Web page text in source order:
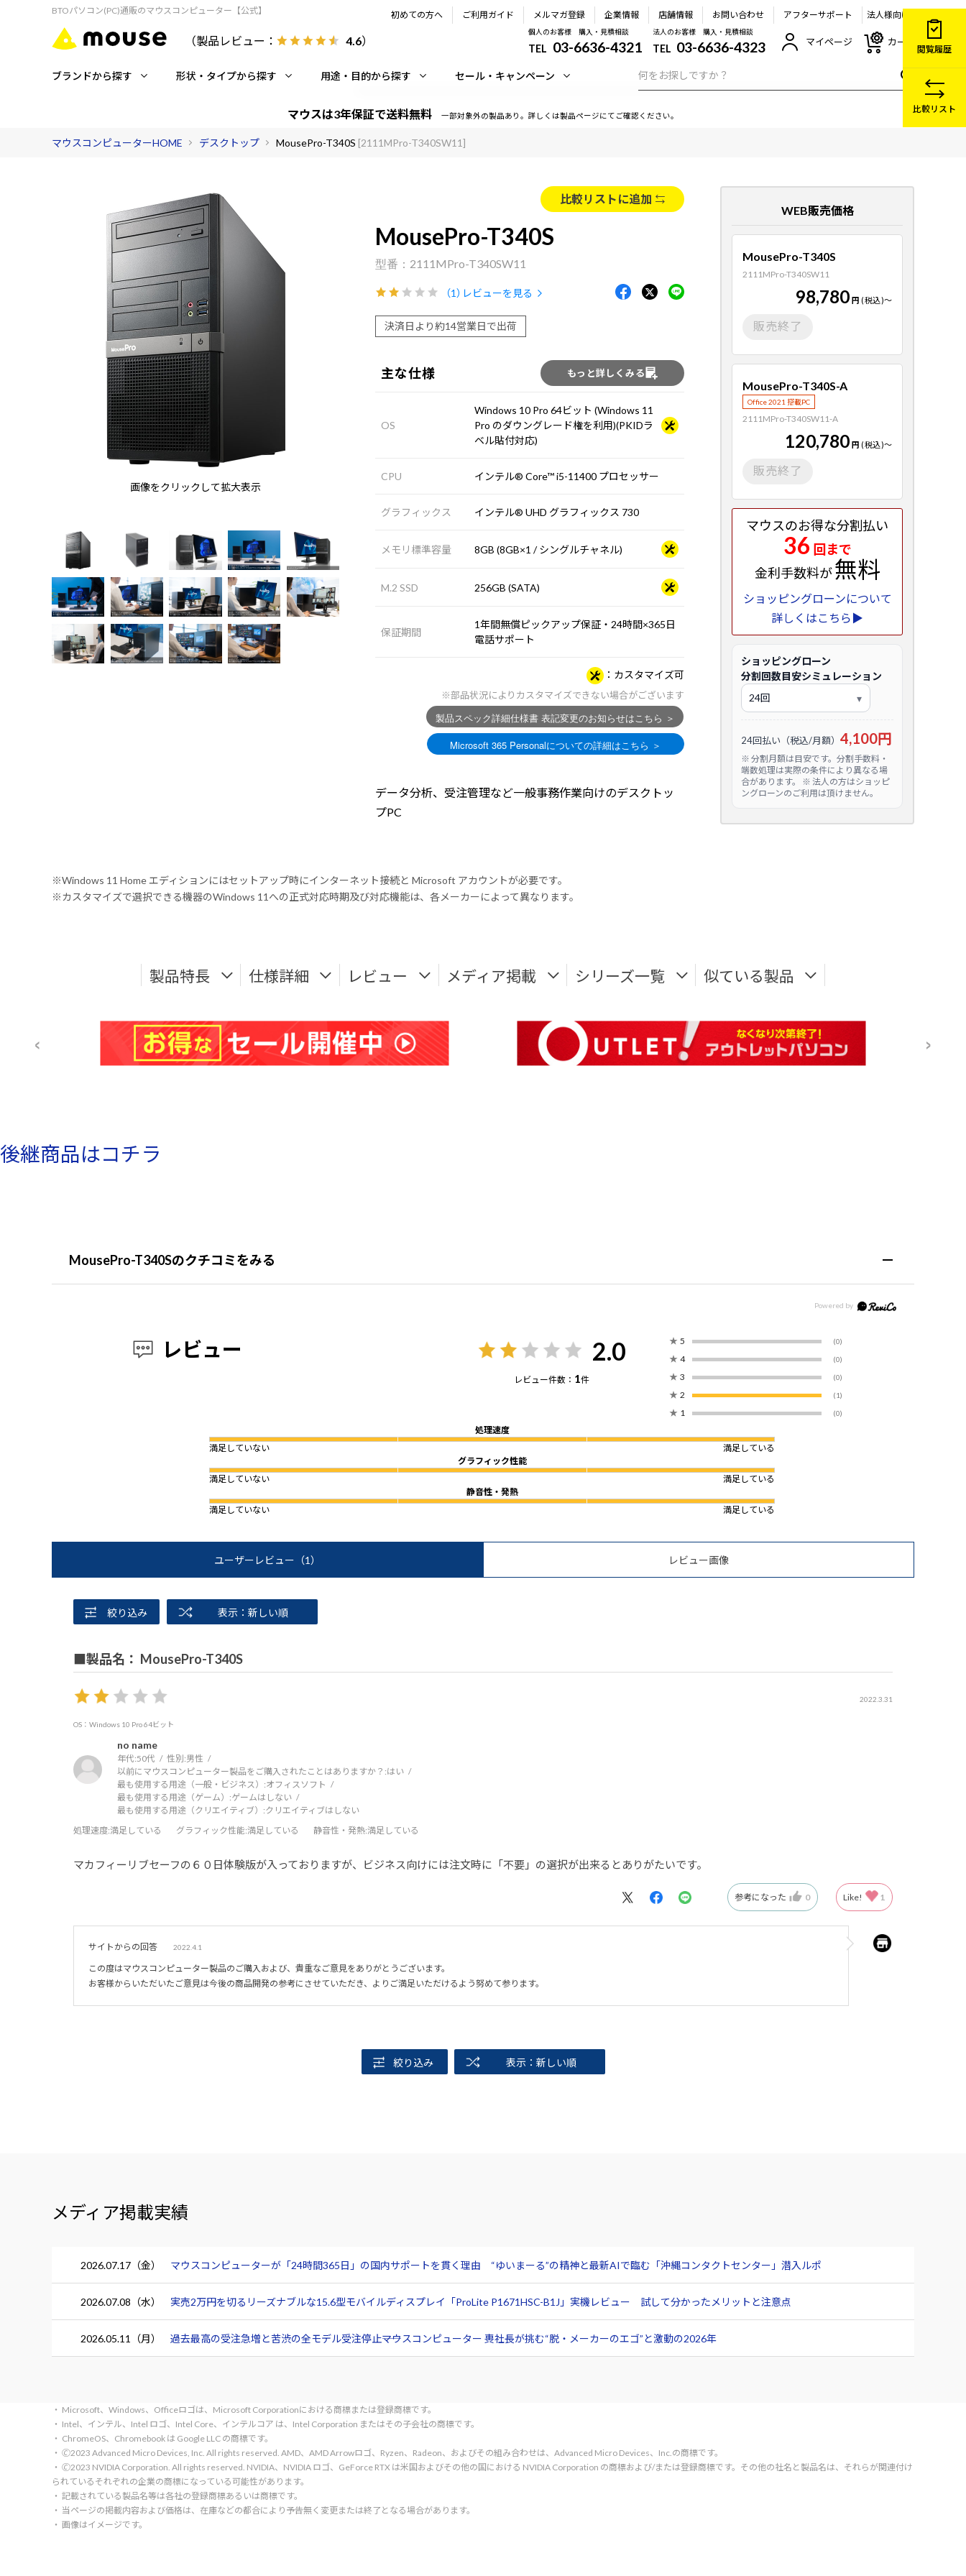
BTOパソコン(PC)通販のマウスコンピューター【公式】
（製品レビュー： 4.6）
初めての方へ ご利用ガイド メルマガ登録 企業情報 店舗情報 お問い合わせ アフターサポート 法人様向け
個人のお客様 購入・見積相談
TEL 03-6636-4321
法人のお客様 購入・見積相談
TEL 03-6636-4323 マイページ カート
ブランドから探す 形状・タイプから探す 用途・目的から探す セール・キャンペーン
マウスは3年保証で送料無料 一部対象外の製品あり。詳しくは製品ページにてご確認ください。
マウスコンピューターHOME デスクトップ MousePro-T340S [2111MPro-T340SW11]
画像をクリックして拡大表示
比較リストに追加
MousePro-T340S
2111MPro-T340SW11
（1）レビューを見る
決済日より約14営業日で出荷
主な仕様 もっと詳しくみる
OS
Windows 10 Pro 64ビット (Windows 11
Pro のダウングレード権を利用)(PKIDラ
ベル貼付対応)
CPU インテル® Core™ i5-11400 プロセッサー
グラフィックス インテル® UHD グラフィックス 730
メモリ標準容量 8GB (8GB×1 / シングルチャネル)
M.2 SSD 256GB (SATA)
保証期間
1年間無償ピックアップ保証・24時間×365日
電話サポート
カスタマイズ可
※部品状況によりカスタマイズできない場合がございます
データ分析、受注管理など一般事務作業向けのデスクトッ
プPC
WEB販売価格
MousePro-T340S
2111MPro-T340SW11
98,780 円 (税込)～
販売終了
MousePro-T340S-A
Office 2021 搭載PC
2111MPro-T340SW11-A
120,780 円 (税込)～
販売終了
マウスのお得な分割払い
36 回まで
金利手数料が無料
ショッピングローンについて
詳しくはこちら▶
ショッピングローン
分割回数目安シミュレーション
24回払い（税込/月額） 4,100円
※ 分割月額は目安です。分割手数料・
端数処理は実際の条件により異なる場
合があります。 ※ 法人の方はショッピ
ングローンのご利用は頂けません。
※Windows 11 Home エディションにはセットアップ時にインターネット接続と Microsoft アカウントが必要です。
※カスタマイズで選択できる機器のWindows 11への正式対応時期及び対応機能は、各メーカーによって異なります。
製品特長 仕様詳細 レビュー メディア掲載 シリーズ一覧 似ている製品
後継商品はコチラ
MousePro-T340Sのクチコミをみる
レビュー 2.0
レビュー件数： 1件
★ 5 (0)
★ 4 (0)
★ 3 (0)
★ 2 (1)
★ 1 (0)
処理速度
満足していない
満足している
グラフィック性能
満足していない
満足している
静音性・発熱
満足していない
満足している
ユーザーレビュー （1） レビュー画像
絞り込み 表示：新しい順
■製品名： MousePro-T340S
2022.3.31
OS：Windows 10 Pro 64ビット
no name
年代:50代 性別:男性
以前にマウスコンピューター製品をご購入されたことはありますか？:はい
最も使用する用途（一般・ビジネス）:オフィスソフト
最も使用する用途（ゲーム）:ゲームはしない
最も使用する用途（クリエイティブ）:クリエイティブはしない
処理速度:満足している グラフィック性能:満足している 静音性・発熱:満足している
マカフィーリブセーフの６０日体験版が入っておりますが、ビジネス向けには注文時に「不要」の選択が出来るとありがたいです。
参考になった 0 Like! 1
サイトからの回答 2022.4.1
この度はマウスコンピューター製品のご購入および、貴重なご意見をありがとうございます。
お客様からいただいたご意見は今後の商品開発の参考にさせていただき、よりご満足いただけるよう努めて参ります。
絞り込み 表示：新しい順
メディア掲載実績
2026.07.17（金） マウスコンピューターが「24時間365日」の国内サポートを貫く理由 “ゆいまーる”の精神と最新AIで臨む「沖縄コンタクトセンター」潜入ルポ
2026.07.08（水） 実売2万円を切るリーズナブルな15.6型モバイルディスプレイ「ProLite P1671HSC-B1J」実機レビュー 試して分かったメリットと注意点
2026.05.11（月） 過去最高の受注急増と苦渋の全モデル受注停止――マウスコンピューター 軣社長が挑む“脱・メーカーのエゴ”と激動の2026年
・ Microsoft、Windows、Officeロゴは、Microsoft Corporationにおける商標または登録商標です。
・ Intel、インテル、Intel ロゴ、Intel Core、インテルコア は、Intel Corporation またはその子会社の商標です。
・ ChromeOS、Chromebook は Google LLC の商標です。
・ 🄫2023 Advanced Micro Devices, Inc. All rights reserved. AMD、AMD Arrowロゴ、Ryzen、Radeon、およびその組み合わせは、Advanced Micro Devices、Inc.の商標です。
・ 🄫2023 NVIDIA Corporation. All rights reserved. NVIDIA、NVIDIA ロゴ、GeForce RTX は米国およびその他の国における NVIDIA Corporation の商標および/または登録商標です。その他の社名と製品名は、それらが関連付け
られているそれぞれの企業の商標になっている可能性があります。
・ 記載されている製品名等は各社の登録商標あるいは商標です。
・ 当ページの掲載内容および価格は、在庫などの都合により予告無く変更または終了となる場合があります。
・ 画像はイメージです。
閲覧履歴
比較リスト